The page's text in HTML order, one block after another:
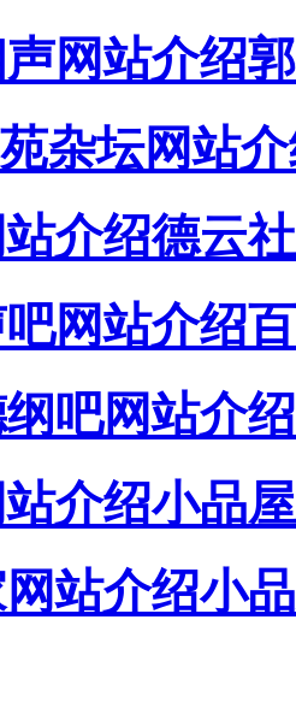
网站介绍
杂坛网站
介绍德云社
网站介绍
吧网站介绍
介绍小品屋
站介绍小